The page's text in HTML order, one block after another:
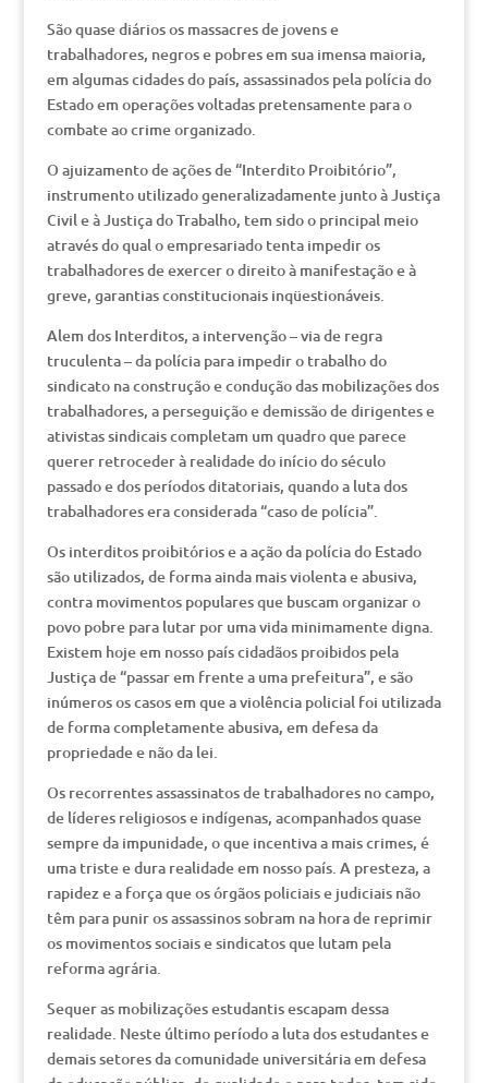
São quase diários os massacres de jovens e
trabalhadores, negros e pobres em sua imensa maioria,
em algumas cidades do país, assassinados pela polícia do
Estado em operações voltadas pretensamente para o
combate ao crime organizado.
O ajuizamento de ações de “Interdito Proibitório”,
instrumento utilizado generalizadamente junto à Justiça
Civil e à Justiça do Trabalho, tem sido o principal meio
através do qual o empresariado tenta impedir os
trabalhadores de exercer o direito à manifestação e à
greve, garantias constitucionais inqüestionáveis.
Alem dos Interditos, a intervenção – via de regra
truculenta – da polícia para impedir o trabalho do
sindicato na construção e condução das mobilizações dos
trabalhadores, a perseguição e demissão de dirigentes e
ativistas sindicais completam um quadro que parece
querer retroceder à realidade do início do século
passado e dos períodos ditatoriais, quando a luta dos
trabalhadores era considerada “caso de polícia”.
Os interditos proibitórios e a ação da polícia do Estado
são utilizados, de forma ainda mais violenta e abusiva,
contra movimentos populares que buscam organizar o
povo pobre para lutar por uma vida minimamente digna.
Existem hoje em nosso país cidadãos proibidos pela
Justiça de “passar em frente a uma prefeitura”, e são
inúmeros os casos em que a violência policial foi utilizada
de forma completamente abusiva, em defesa da
propriedade e não da lei.
Os recorrentes assassinatos de trabalhadores no campo,
de líderes religiosos e indígenas, acompanhados quase
sempre da impunidade, o que incentiva a mais crimes, é
uma triste e dura realidade em nosso país. A presteza, a
rapidez e a força que os órgãos policiais e judiciais não
têm para punir os assassinos sobram na hora de reprimir
os movimentos sociais e sindicatos que lutam pela
reforma agrária.
Sequer as mobilizações estudantis escapam dessa
realidade. Neste último período a luta dos estudantes e
demais setores da comunidade universitária em defesa